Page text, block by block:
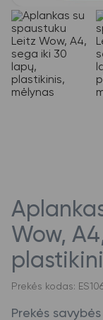
Wow,
Prekės kodas:
Prekės savybės